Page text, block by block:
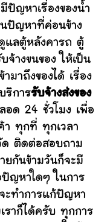
ปัญหาเรื่องของน้ำ
ป็นปัญหาที่ค่อนข้าง
แลตู้หลังคารถ ตู้
างขนของ ให้เป็น
มาถึงของได้ เรื่อง
ริการรับจ้างส่งของ
ลอด 24 ชั่วโมง เพื่อ
า ทุกที่ ทุกเวลา
ด ติดต่อสอบถาม
ยกันข้ามวันก็จะมี
ญหาใดๆ ในการ
ะทำการแก้ปัญหา
ราก็ได้ครับ ทุกการ